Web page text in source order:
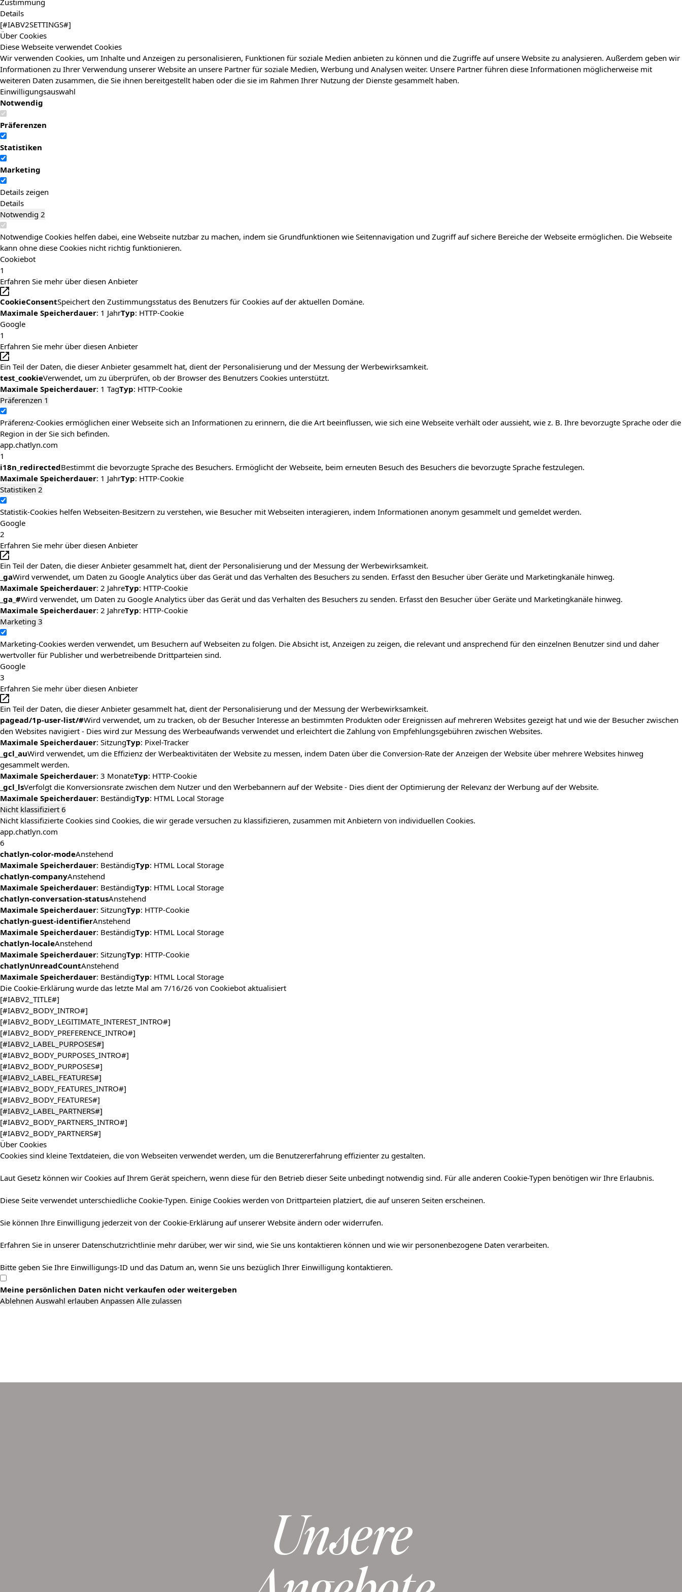
Zustimmung
Details
[#IABV2SETTINGS#]
Über Cookies
Diese Webseite verwendet Cookies
Wir verwenden Cookies, um Inhalte und Anzeigen zu personalisieren, Funktionen für soziale Medien anbieten zu können und die Zugriffe auf unsere Website zu analysieren. Außerdem geben wir
Informationen zu Ihrer Verwendung unserer Website an unsere Partner für soziale Medien, Werbung und Analysen weiter. Unsere Partner führen diese Informationen möglicherweise mit
weiteren Daten zusammen, die Sie ihnen bereitgestellt haben oder die sie im Rahmen Ihrer Nutzung der Dienste gesammelt haben.
Einwilligungsauswahl
Notwendig
Präferenzen
Statistiken
Marketing
Details zeigen
Details
Notwendig 2
Notwendige Cookies helfen dabei, eine Webseite nutzbar zu machen, indem sie Grundfunktionen wie Seitennavigation und Zugriff auf sichere Bereiche der Webseite ermöglichen. Die Webseite
kann ohne diese Cookies nicht richtig funktionieren.
Cookiebot
1
Erfahren Sie mehr über diesen Anbieter
CookieConsentSpeichert den Zustimmungsstatus des Benutzers für Cookies auf der aktuellen Domäne.
Maximale Speicherdauer: 1 JahrTyp: HTTP-Cookie
Google
1
Erfahren Sie mehr über diesen Anbieter
Ein Teil der Daten, die dieser Anbieter gesammelt hat, dient der Personalisierung und der Messung der Werbewirksamkeit.
test_cookieVerwendet, um zu überprüfen, ob der Browser des Benutzers Cookies unterstützt.
Maximale Speicherdauer: 1 TagTyp: HTTP-Cookie
Präferenzen 1
Präferenz-Cookies ermöglichen einer Webseite sich an Informationen zu erinnern, die die Art beeinflussen, wie sich eine Webseite verhält oder aussieht, wie z. B. Ihre bevorzugte Sprache oder die
Region in der Sie sich befinden.
app.chatlyn.com
1
i18n_redirectedBestimmt die bevorzugte Sprache des Besuchers. Ermöglicht der Webseite, beim erneuten Besuch des Besuchers die bevorzugte Sprache festzulegen.
Maximale Speicherdauer: 1 JahrTyp: HTTP-Cookie
Statistiken 2
Statistik-Cookies helfen Webseiten-Besitzern zu verstehen, wie Besucher mit Webseiten interagieren, indem Informationen anonym gesammelt und gemeldet werden.
Google
2
Erfahren Sie mehr über diesen Anbieter
Ein Teil der Daten, die dieser Anbieter gesammelt hat, dient der Personalisierung und der Messung der Werbewirksamkeit.
_gaWird verwendet, um Daten zu Google Analytics über das Gerät und das Verhalten des Besuchers zu senden. Erfasst den Besucher über Geräte und Marketingkanäle hinweg.
Maximale Speicherdauer: 2 JahreTyp: HTTP-Cookie
_ga_#Wird verwendet, um Daten zu Google Analytics über das Gerät und das Verhalten des Besuchers zu senden. Erfasst den Besucher über Geräte und Marketingkanäle hinweg.
Maximale Speicherdauer: 2 JahreTyp: HTTP-Cookie
Marketing 3
Marketing-Cookies werden verwendet, um Besuchern auf Webseiten zu folgen. Die Absicht ist, Anzeigen zu zeigen, die relevant und ansprechend für den einzelnen Benutzer sind und daher
wertvoller für Publisher und werbetreibende Drittparteien sind.
Google
3
Erfahren Sie mehr über diesen Anbieter
Ein Teil der Daten, die dieser Anbieter gesammelt hat, dient der Personalisierung und der Messung der Werbewirksamkeit.
pagead/1p-user-list/#Wird verwendet, um zu tracken, ob der Besucher Interesse an bestimmten Produkten oder Ereignissen auf mehreren Websites gezeigt hat und wie der Besucher zwischen
den Websites navigiert - Dies wird zur Messung des Werbeaufwands verwendet und erleichtert die Zahlung von Empfehlungsgebühren zwischen Websites.
Maximale Speicherdauer: SitzungTyp: Pixel-Tracker
_gcl_auWird verwendet, um die Effizienz der Werbeaktivitäten der Website zu messen, indem Daten über die Conversion-Rate der Anzeigen der Website über mehrere Websites hinweg
gesammelt werden.
Maximale Speicherdauer: 3 MonateTyp: HTTP-Cookie
_gcl_lsVerfolgt die Konversionsrate zwischen dem Nutzer und den Werbebannern auf der Website - Dies dient der Optimierung der Relevanz der Werbung auf der Website.
Maximale Speicherdauer: BeständigTyp: HTML Local Storage
Nicht klassifiziert 6
Nicht klassifizierte Cookies sind Cookies, die wir gerade versuchen zu klassifizieren, zusammen mit Anbietern von individuellen Cookies.
app.chatlyn.com
6
chatlyn-color-modeAnstehend
Maximale Speicherdauer: BeständigTyp: HTML Local Storage
chatlyn-companyAnstehend
Maximale Speicherdauer: BeständigTyp: HTML Local Storage
chatlyn-conversation-statusAnstehend
Maximale Speicherdauer: SitzungTyp: HTTP-Cookie
chatlyn-guest-identifierAnstehend
Maximale Speicherdauer: BeständigTyp: HTML Local Storage
chatlyn-localeAnstehend
Maximale Speicherdauer: SitzungTyp: HTTP-Cookie
chatlynUnreadCountAnstehend
Maximale Speicherdauer: BeständigTyp: HTML Local Storage
Die Cookie-Erklärung wurde das letzte Mal am 7/16/26 von Cookiebot aktualisiert
[#IABV2_TITLE#]
[#IABV2_BODY_INTRO#]
[#IABV2_BODY_LEGITIMATE_INTEREST_INTRO#]
[#IABV2_BODY_PREFERENCE_INTRO#]
[#IABV2_LABEL_PURPOSES#]
[#IABV2_BODY_PURPOSES_INTRO#]
[#IABV2_BODY_PURPOSES#]
[#IABV2_LABEL_FEATURES#]
[#IABV2_BODY_FEATURES_INTRO#]
[#IABV2_BODY_FEATURES#]
[#IABV2_LABEL_PARTNERS#]
[#IABV2_BODY_PARTNERS_INTRO#]
[#IABV2_BODY_PARTNERS#]
Über Cookies
Cookies sind kleine Textdateien, die von Webseiten verwendet werden, um die Benutzererfahrung effizienter zu gestalten.
Laut Gesetz können wir Cookies auf Ihrem Gerät speichern, wenn diese für den Betrieb dieser Seite unbedingt notwendig sind. Für alle anderen Cookie-Typen benötigen wir Ihre Erlaubnis.
Diese Seite verwendet unterschiedliche Cookie-Typen. Einige Cookies werden von Drittparteien platziert, die auf unseren Seiten erscheinen.
Sie können Ihre Einwilligung jederzeit von der Cookie-Erklärung auf unserer Website ändern oder widerrufen.
Erfahren Sie in unserer Datenschutzrichtlinie mehr darüber, wer wir sind, wie Sie uns kontaktieren können und wie wir personenbezogene Daten verarbeiten.
Bitte geben Sie Ihre Einwilligungs-ID und das Datum an, wenn Sie uns bezüglich Ihrer Einwilligung kontaktieren.
Meine persönlichen Daten nicht verkaufen oder weitergeben
Ablehnen Auswahl erlauben Anpassen Alle zulassen
Unsere